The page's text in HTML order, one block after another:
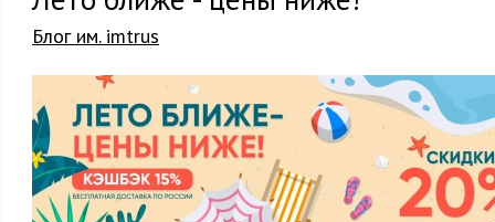
Блог им. imtrus